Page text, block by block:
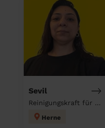
Sevil
Reinigungskraft für deinen Haushalt
Herne